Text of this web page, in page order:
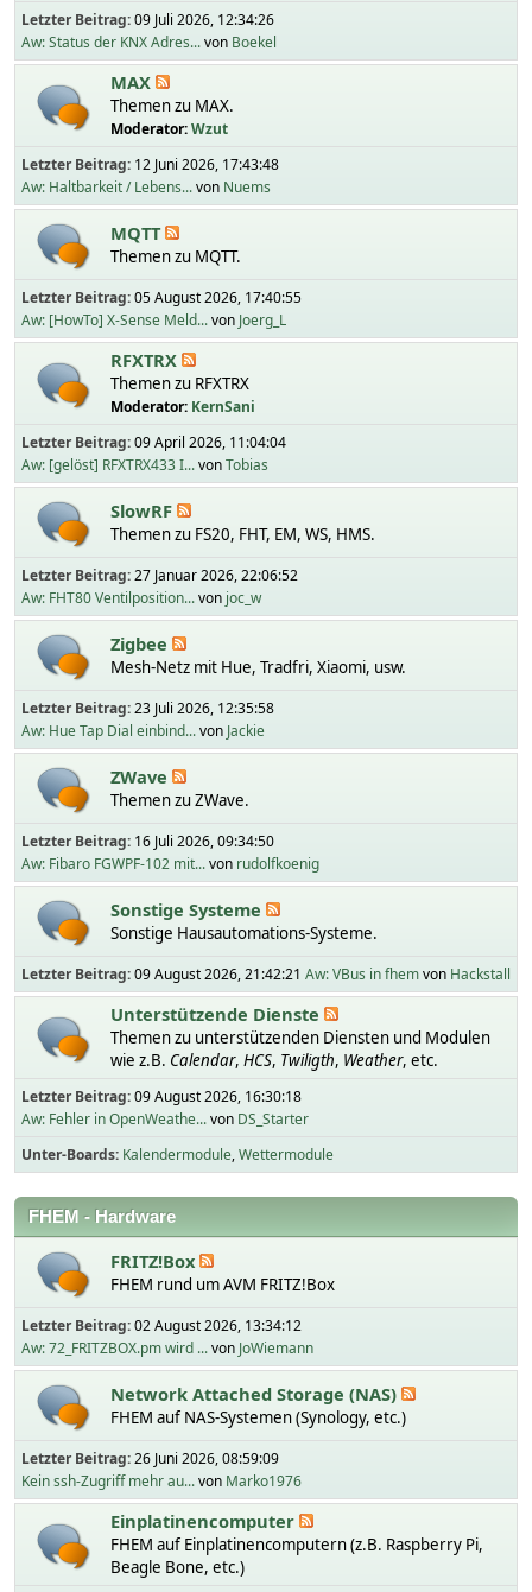
Letzter Beitrag:09 Juli 2026, 12:34:26
Aw: Status der KNX Adres...von Boekel
MAX
Themen zu MAX.
Moderator:Wzut
Letzter Beitrag: 12 Juni 2026, 17:43:48
Aw: Haltbarkeit / Lebens...von Nuems
MQTT
Themen zu MQTT.
Letzter Beitrag:05 August 2026, 17:40:55
Aw: [HowTo] X-Sense Meld...von Joerg_L
RFXTRX
Themen zu RFXTRX
Moderator: KernSani
Letzter Beitrag:09 April 2026, 11:04:04
Aw: [gelöst] RFXTRX433 I...vonTobias
SlowRF
Themen zu FS20, FHT, EM, WS, HMS.
Letzter Beitrag:27 Januar 2026, 22:06:52
Aw: FHT80 Ventilposition...von joc_w
Zigbee
Mesh-Netz mit Hue, Tradfri, Xiaomi, usw.
Letzter Beitrag:23 Juli 2026, 12:35:58
Aw: Hue Tap Dial einbind...von Jackie
ZWave
Themen zu ZWave.
Letzter Beitrag: 16 Juli 2026, 09:34:50
Aw: Fibaro FGWPF-102 mit...von rudolfkoenig
Sonstige Systeme
Sonstige Hausautomations-Systeme.
Letzter Beitrag:09 August 2026, 21:42:21 Aw: VBus in fhemvon Hackstall
Unterstützende Dienste
Themen zu unterstützenden Diensten und Modulen
wie z.B. Calendar, HCS, Twiligth, Weather, etc.
Letzter Beitrag:09 August 2026, 16:30:18
Aw: Fehler in OpenWeathe...von DS_Starter
Unter-Boards Kalendermodule Wettermodule
FHEM - Hardware
FRITZ!Box
FHEM rund um AVM FRITZ!Box
Letzter Beitrag:02 August 2026, 13:34:12
Aw: 72_FRITZBOX.pm wird ...von JoWiemann
Network Attached Storage (NAS)
FHEM auf NAS-Systemen (Synology, etc.)
Letzter Beitrag:26 Juni 2026, 08:59:09
Kein ssh-Zugriff mehr au...von Marko1976
Einplatinencomputer
FHEM auf Einplatinencomputern (z.B. Raspberry Pi,
Beagle Bone, etc.)